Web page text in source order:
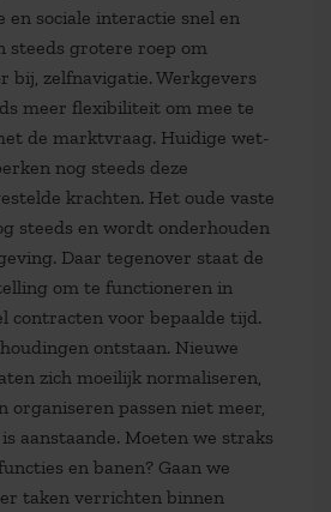
en sociale interactie snel en
steeds grotere roep om
bij, zelfnavigatie. Werkgevers
meer flexibiliteit om mee te
de marktvraag. Huidige wet-
nog steeds deze
krachten. Het oude vaste
steeds en wordt onderhouden
Daar tegenover staat de
om te functioneren in
contracten voor bepaalde tijd.
ontstaan. Nieuwe
zich moeilijk normaliseren,
organiseren passen niet meer,
aanstaande. Moeten we straks
en banen? Gaan we
taken verrichten binnen